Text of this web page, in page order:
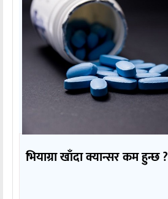
भियाग्रा खाँदा क्यान्सर कम हुन्छ ?